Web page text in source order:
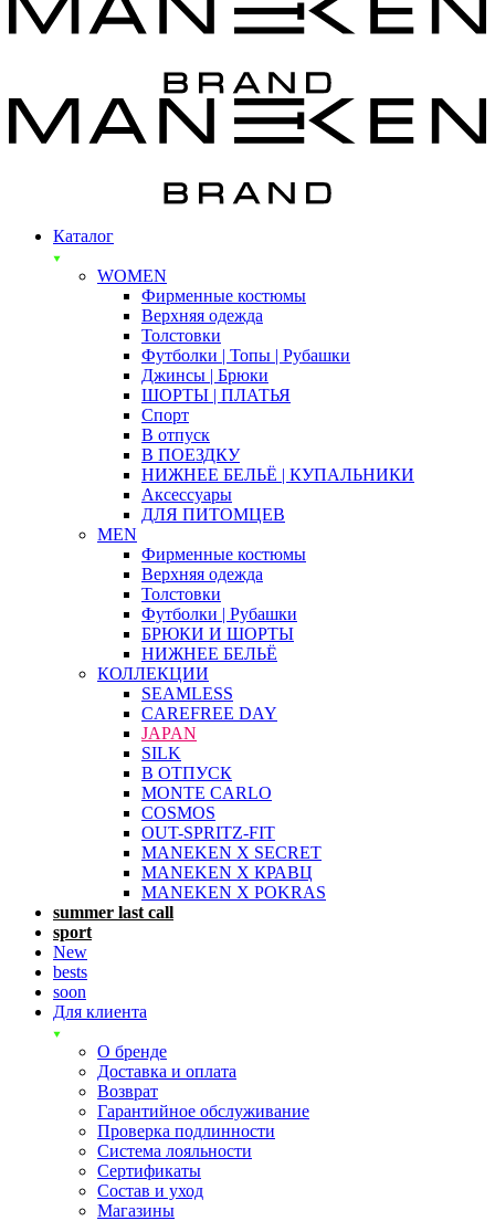
Каталог
WOMEN
Фирменные костюмы
Верхняя одежда
Толстовки
Футболки | Топы | Рубашки
Джинсы | Брюки
ШОРТЫ | ПЛАТЬЯ
Спорт
В отпуск
В ПОЕЗДКУ
НИЖНЕЕ БЕЛЬЁ | КУПАЛЬНИКИ
Аксессуары
ДЛЯ ПИТОМЦЕВ
MEN
Фирменные костюмы
Верхняя одежда
Толстовки
Футболки | Рубашки
БРЮКИ И ШОРТЫ
НИЖНЕЕ БЕЛЬЁ
КОЛЛЕКЦИИ
SEAMLESS
CAREFREE DAY
JAPAN
SILK
В ОТПУСК
MONTE CARLO
COSMOS
OUT-SPRITZ-FIT
MANEKEN X SECRET
MANEKEN X КРАВЦ
MANEKEN X POKRAS
summer last call
sport
New
bests
soon
Для клиента
О бренде
Доставка и оплата
Возврат
Гарантийное обслуживание
Проверка подлинности
Система лояльности
Сертификаты
Состав и уход
Магазины